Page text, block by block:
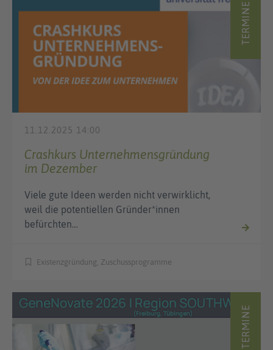
TERMINE
11.12.2025 14:00
Crashkurs Unternehmensgründung
im Dezember
Viele gute Ideen werden nicht verwirklicht,
weil die potentiellen Gründer*innen
befürchten…
Existenzgründung, Zuschussprogramme
TERMINE